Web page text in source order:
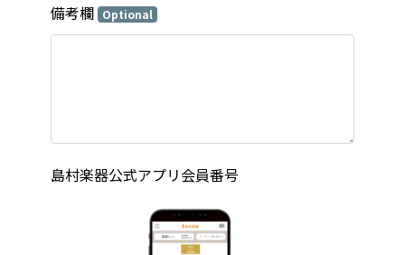
備考欄 Optional
島村楽器公式アプリ会員番号